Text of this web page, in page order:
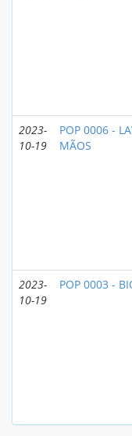
2023-
10-19
POP 0006 -
MÃOS
2023-
10-19
POP 0003 -